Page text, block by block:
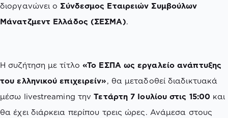
διοργανώνει ο Σύνδεσμος Εταιρειών Συμβούλων
Μάνατζμεντ Ελλάδος (ΣΕΣΜΑ).
Η συζήτηση με τίτλο «Το ΕΣΠΑ ως εργαλείο ανάπτυξης
του ελληνικού επιχειρείν», θα μεταδοθεί διαδικτυακά
μέσω livestreaming τηνΤετάρτη 7 Ιουλίου στις 15:00 και
θα έχει διάρκεια περίπου τρεις ώρες. Ανάμεσα στους